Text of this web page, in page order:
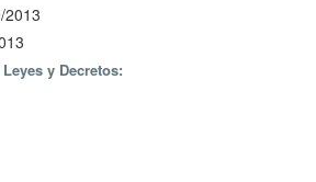
2013
y Decretos: